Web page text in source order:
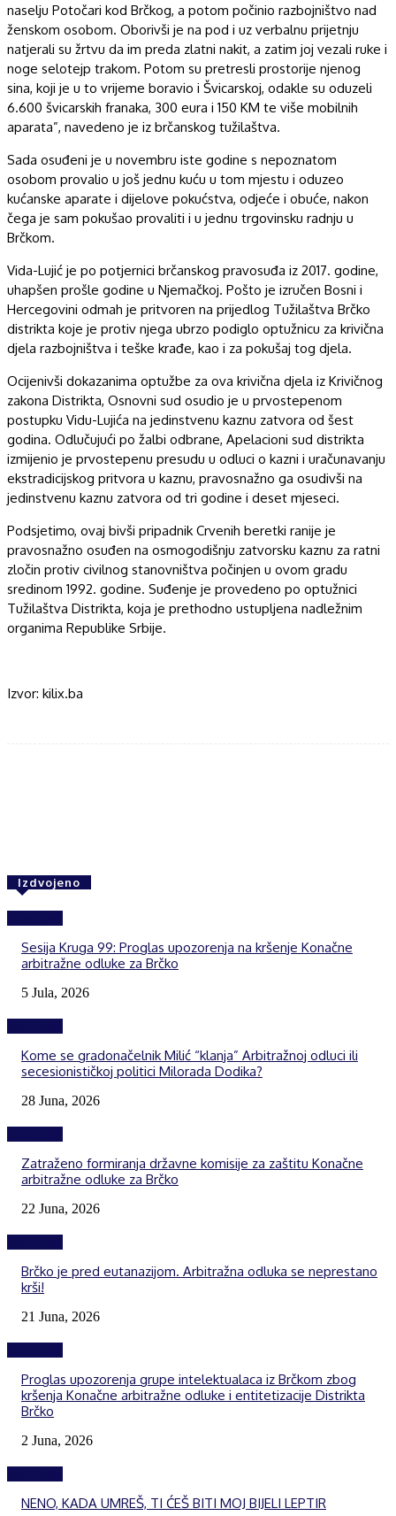
naselju Potočari kod Brčkog, a potom počinio razbojništvo nad
ženskom osobom. Oborivši je na pod i uz verbalnu prijetnju
natjerali su žrtvu da im preda zlatni nakit, a zatim joj vezali ruke i
noge selotejp trakom. Potom su pretresli prostorije njenog
sina, koji je u to vrijeme boravio i Švicarskoj, odakle su oduzeli
6.600 švicarskih franaka, 300 eura i 150 KM te više mobilnih
aparata”, navedeno je iz brčanskog tužilaštva.
Sada osuđeni je u novembru iste godine s nepoznatom
osobom provalio u još jednu kuću u tom mjestu i oduzeo
kućanske aparate i dijelove pokućstva, odjeće i obuće, nakon
čega je sam pokušao provaliti i u jednu trgovinsku radnju u
Brčkom.
Vida-Lujić je po potjernici brčanskog pravosuđa iz 2017. godine,
uhapšen prošle godine u Njemačkoj. Pošto je izručen Bosni i
Hercegovini odmah je pritvoren na prijedlog Tužilaštva Brčko
distrikta koje je protiv njega ubrzo podiglo optužnicu za krivična
djela razbojništva i teške krađe, kao i za pokušaj tog djela.
Ocijenivši dokazanima optužbe za ova krivična djela iz Krivičnog
zakona Distrikta, Osnovni sud osudio je u prvostepenom
postupku Vidu-Lujića na jedinstvenu kaznu zatvora od šest
godina. Odlučujući po žalbi odbrane, Apelacioni sud distrikta
izmijenio je prvostepenu presudu u odluci o kazni i uračunavanju
ekstradicijskog pritvora u kaznu, pravosnažno ga osudivši na
jedinstvenu kaznu zatvora od tri godine i deset mjeseci.
Podsjetimo, ovaj bivši pripadnik Crvenih beretki ranije je
pravosnažno osuđen na osmogodišnju zatvorsku kaznu za ratni
zločin protiv civilnog stanovništva počinjen u ovom gradu
sredinom 1992. godine. Suđenje je provedeno po optužnici
Tužilaštva Distrikta, koja je prethodno ustupljena nadležnim
organima Republike Srbije.
Izvor: kilix.ba
Izdvojeno
Sesija Kruga 99: Proglas upozorenja na kršenje Konačne
arbitražne odluke za Brčko
5 Jula, 2026
Kome se gradonačelnik Milić “klanja” Arbitražnoj odluci ili
secesionističkoj politici Milorada Dodika?
28 Juna, 2026
Zatraženo formiranja državne komisije za zaštitu Konačne
arbitražne odluke za Brčko
22 Juna, 2026
Brčko je pred eutanazijom. Arbitražna odluka se neprestano
krši!
21 Juna, 2026
Proglas upozorenja grupe intelektualaca iz Brčkom zbog
kršenja Konačne arbitražne odluke i entitetizacije Distrikta
Brčko
2 Juna, 2026
NENO, KADA UMREŠ, TI ĆEŠ BITI MOJ BIJELI LEPTIR